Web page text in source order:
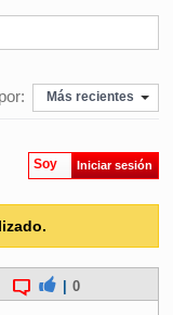
Más recientes
Soy Iniciar sesión
0